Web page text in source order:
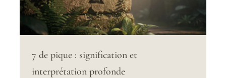
7 de pique : signification et
interprétation profonde